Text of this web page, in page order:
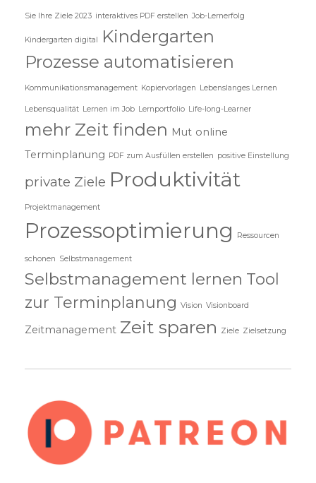
Sie Ihre Ziele 2023 interaktives PDF erstellen Job-Lernerfolg
Kindergarten digital
Kindergarten
Prozesse automatisieren
Kommunikationsmanagement Kopiervorlagen Lebenslanges Lernen
Lebensqualität Lernen im Job Lernportfolio Life-long-Learner
mehr Zeit finden Mut online
Terminplanung PDF zum Ausfüllen erstellen positive Einstellung
private Ziele Produktivität
Projektmanagement
Prozessoptimierung Ressourcen
schonen Selbstmanagement
Selbstmanagement lernen Tool
zur Terminplanung Vision Visionboard
Zeitmanagement Zeit sparen Ziele Zielsetzung